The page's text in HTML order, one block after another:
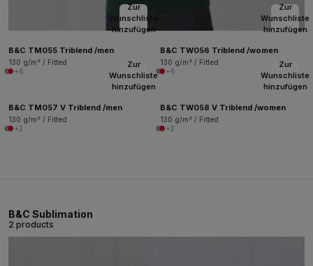
Zur
Wunschliste
hinzufügen
B&C TM055 Triblend /men
130 g/m² / Fitted
+6
Zur
Wunschliste
hinzufügen
B&C TW056 Triblend /women
130 g/m² / Fitted
+6
Zur
Wunschliste
hinzufügen
B&C TM057 V Triblend /men
130 g/m² / Fitted
+2
Zur
Wunschliste
hinzufügen
B&C TW058 V Triblend /women
130 g/m² / Fitted
+2
B&C Sublimation
2 products